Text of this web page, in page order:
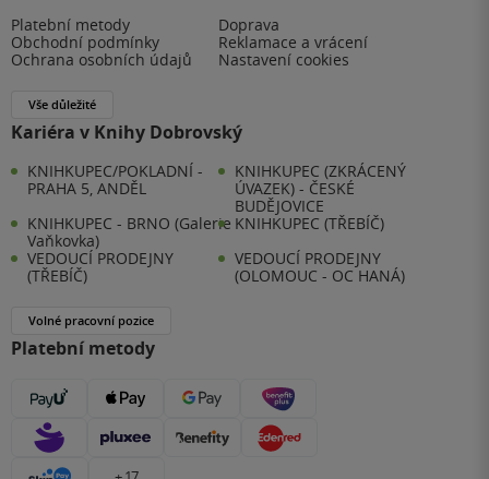
Platební metody
Doprava
Obchodní podmínky
Reklamace a vrácení
Ochrana osobních údajů
Nastavení cookies
Vše důležité
Kariéra v Knihy Dobrovský
KNIHKUPEC/POKLADNÍ -
PRAHA 5, ANDĚL
KNIHKUPEC (ZKRÁCENÝ
ÚVAZEK) - ČESKÉ
BUDĚJOVICE
KNIHKUPEC - BRNO (Galerie
Vaňkovka)
KNIHKUPEC (TŘEBÍČ)
VEDOUCÍ PRODEJNY
(TŘEBÍČ)
VEDOUCÍ PRODEJNY
(OLOMOUC - OC HANÁ)
Volné pracovní pozice
Platební metody